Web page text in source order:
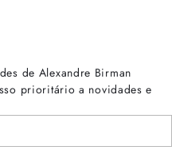
de Alexandre Birman
prioritário a novidades e